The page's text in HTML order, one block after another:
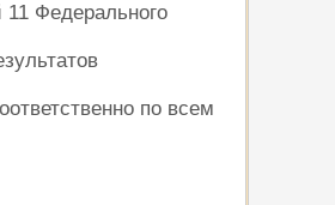
Федерального
по всем